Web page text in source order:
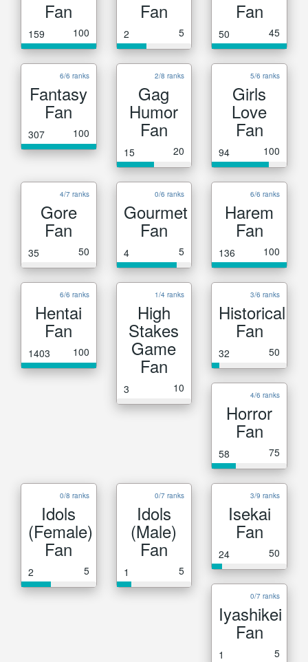
Fan
159 100
Fan
2 5
Fan
50 45
6/6 ranks
Fantasy
Fan
307 100
2/8 ranks
Gag
Humor
Fan
15 20
5/6 ranks
Girls
Love
Fan
94 100
4/7 ranks
Gore
Fan
35 50
0/6 ranks
Gourmet
Fan
4 5
6/6 ranks
Harem
Fan
136 100
6/6 ranks
Hentai
Fan
1403 100
1/4 ranks
High
Stakes
Game
Fan
3 10
3/6 ranks
Historical
Fan
32 50
4/6 ranks
Horror
Fan
58 75
0/8 ranks
Idols
(Female)
Fan
2 5
0/7 ranks
Idols
(Male)
Fan
1 5
3/9 ranks
Isekai
Fan
24 50
0/7 ranks
Iyashikei
Fan
1 5